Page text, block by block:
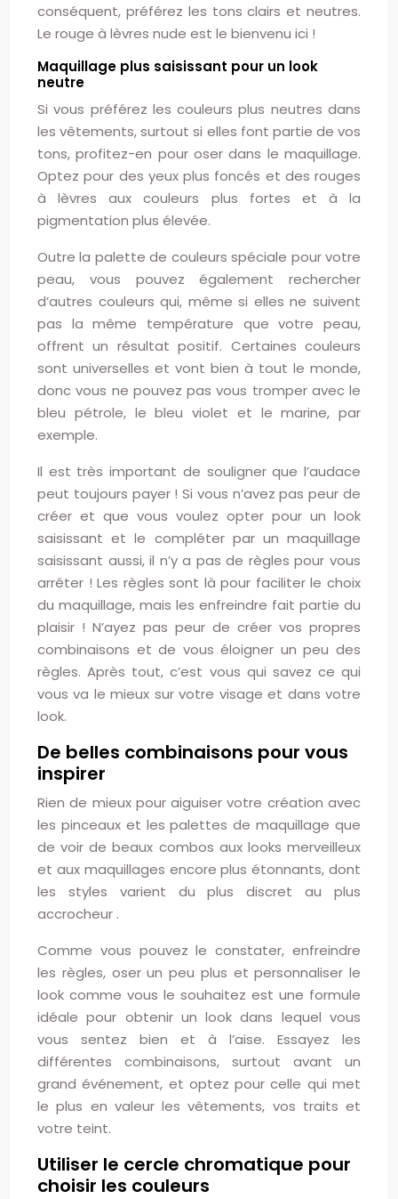
conséquent, préférez les tons clairs et neutres.
Le rouge à lèvres nude est le bienvenu ici !
Maquillage plus saisissant pour un look
neutre
Si vous préférez les couleurs plus neutres dans
les vêtements, surtout si elles font partie de vos
tons, profitez-en pour oser dans le maquillage.
Optez pour des yeux plus foncés et des rouges
à lèvres aux couleurs plus fortes et à la
pigmentation plus élevée.
Outre la palette de couleurs spéciale pour votre
peau, vous pouvez également rechercher
d’autres couleurs qui, même si elles ne suivent
pas la même température que votre peau,
offrent un résultat positif. Certaines couleurs
sont universelles et vont bien à tout le monde,
donc vous ne pouvez pas vous tromper avec le
bleu pétrole, le bleu violet et le marine, par
exemple.
Il est très important de souligner que l’audace
peut toujours payer ! Si vous n’avez pas peur de
créer et que vous voulez opter pour un look
saisissant et le compléter par un maquillage
saisissant aussi, il n’y a pas de règles pour vous
arrêter ! Les règles sont là pour faciliter le choix
du maquillage, mais les enfreindre fait partie du
plaisir ! N’ayez pas peur de créer vos propres
combinaisons et de vous éloigner un peu des
règles. Après tout, c’est vous qui savez ce qui
vous va le mieux sur votre visage et dans votre
look.
De belles combinaisons pour vous
inspirer
Rien de mieux pour aiguiser votre création avec
les pinceaux et les palettes de maquillage que
de voir de beaux combos aux looks merveilleux
et aux maquillages encore plus étonnants, dont
les styles varient du plus discret au plus
accrocheur .
Comme vous pouvez le constater, enfreindre
les règles, oser un peu plus et personnaliser le
look comme vous le souhaitez est une formule
idéale pour obtenir un look dans lequel vous
vous sentez bien et à l’aise. Essayez les
différentes combinaisons, surtout avant un
grand événement, et optez pour celle qui met
le plus en valeur les vêtements, vos traits et
votre teint.
Utiliser le cercle chromatique pour
choisir les couleurs